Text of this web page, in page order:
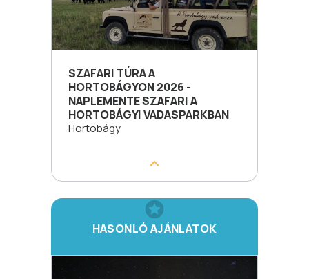
SZAFARI TÚRA A
HORTOBÁGYON 2026 -
NAPLEMENTE SZAFARI A
HORTOBÁGYI VADASPARKBAN
Hortobágy
HASONLÓ AJÁNLATOK